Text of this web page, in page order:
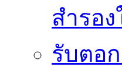
สำรอ
รับตอ